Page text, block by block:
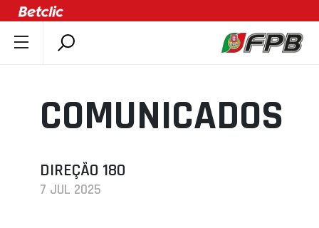
DOCUMENTOS
ÚLTIMAS
ASSOCIAÇÕES
CLUBES
COMUNICADOS
DIREÇÃO 180
7 JUL 2025